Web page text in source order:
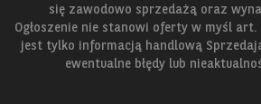
się zawodowo sprzedażą oraz
Ogłoszenie nie stanowi oferty w myśl art.
jest tylko informacją handlową
ewentualne błędy lub